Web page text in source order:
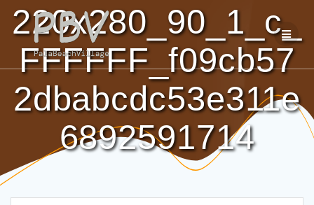
Salta
contenuto
220x280_90_1_c_
FFFFFF_f09cb57
2dbabcdc53e311e
6892591714